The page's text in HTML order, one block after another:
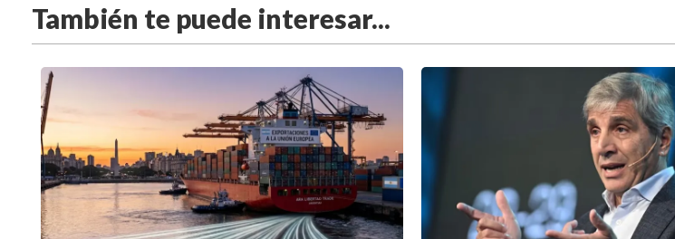
También te puede interesar...